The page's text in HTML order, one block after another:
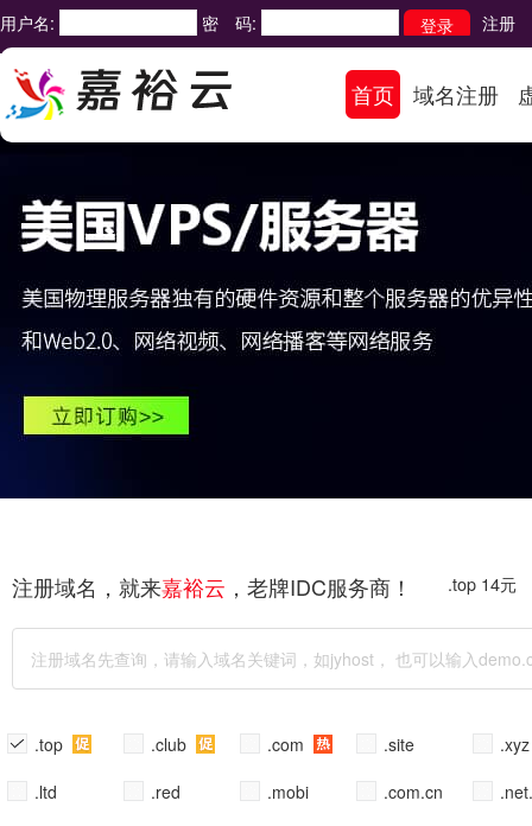
用户名: 密 码: 注册
首页 域名注册
注册域名，就来嘉裕云 ，老牌IDC服务商！ .top 14元
.top .club .com .site
.ltd
.red .mobi .com.cn